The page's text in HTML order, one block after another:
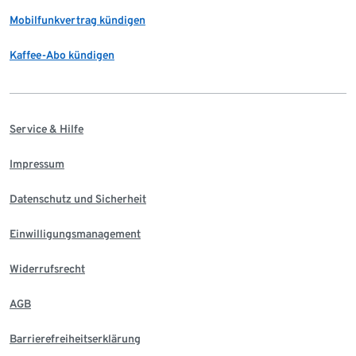
Mobilfunkvertrag kündigen
Kaffee-Abo kündigen
Service & Hilfe
Impressum
Datenschutz und Sicherheit
Einwilligungsmanagement
Widerrufsrecht
AGB
Barrierefreiheitserklärung